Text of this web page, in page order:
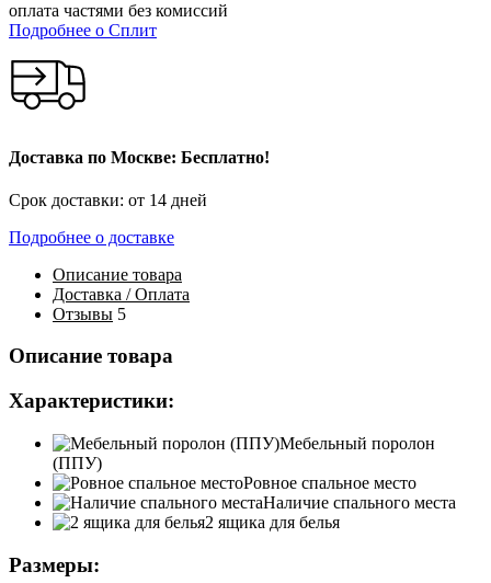
оплата частями без комиссий
Подробнее о Сплит
Доставка по Москве: Бесплатно!
Срок доставки: от 14 дней
Подробнее о доставке
Описание товара
Доставка / Оплата
Отзывы 5
Описание товара
Характеристики:
Мебельный поролон
(ППУ)
Ровное спальное место
Наличие спального места
2 ящика для белья
Размеры: